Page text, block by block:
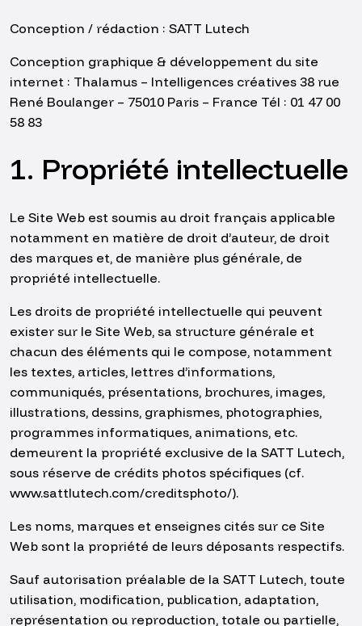
Conception / rédaction : SATT Lutech
Conception graphique & développement du site
internet : Thalamus – Intelligences créatives 38 rue
René Boulanger – 75010 Paris – France Tél : 01 47 00
58 83
1. Propriété intellectuelle
Le Site Web est soumis au droit français applicable
notamment en matière de droit d’auteur, de droit
des marques et, de manière plus générale, de
propriété intellectuelle.
Les droits de propriété intellectuelle qui peuvent
exister sur le Site Web, sa structure générale et
chacun des éléments qui le compose, notamment
les textes, articles, lettres d’informations,
communiqués, présentations, brochures, images,
illustrations, dessins, graphismes, photographies,
programmes informatiques, animations, etc.
demeurent la propriété exclusive de la SATT Lutech,
sous réserve de crédits photos spécifiques (cf.
www.sattlutech.com/creditsphoto/).
Les noms, marques et enseignes cités sur ce Site
Web sont la propriété de leurs déposants respectifs.
Sauf autorisation préalable de la SATT Lutech, toute
utilisation, modification, publication, adaptation,
représentation ou reproduction, totale ou partielle,